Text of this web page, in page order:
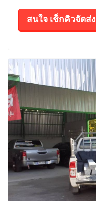
สนใจ เช็กคิวจัดส่ง